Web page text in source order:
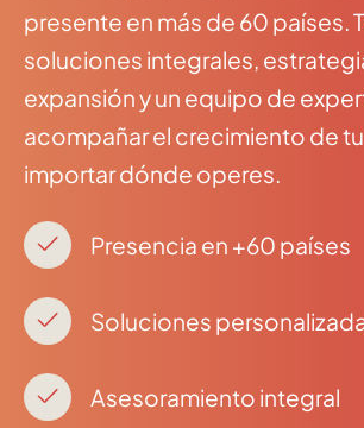
presente en más de 60 países.
soluciones integrales,
expansión y un equipo de
acompañar el crecimiento de
importar dónde operes.
Presencia en +60 países
Soluciones
Asesoramiento integral